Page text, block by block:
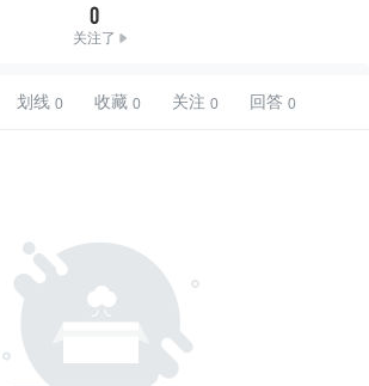
0
关注了
划线 收藏 关注 回答